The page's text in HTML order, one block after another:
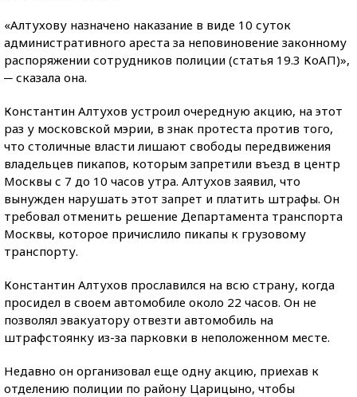
«Алтухову назначено наказание в виде 10 суток
административного ареста за неповиновение законному
распоряжении сотрудников полиции (статья 19.3 КоАП)»,
─ сказала она.
Константин Алтухов устроил очередную акцию, на этот
раз у московской мэрии, в знак протеста против того,
что столичные власти лишают свободы передвижения
владельцев пикапов, которым запретили въезд в центр
Москвы с 7 до 10 часов утра. Алтухов заявил, что
вынужден нарушать этот запрет и платить штрафы. Он
требовал отменить решение Департамента транспорта
Москвы, которое причислило пикапы к грузовому
транспорту.
Константин Алтухов прославился на всю страну, когда
просидел в своем автомобиле около 22 часов. Он не
позволял эвакуатору отвезти автомобиль на
штрафстоянку из-за парковки в неположенном месте.
Недавно он организовал еще одну акцию, приехав к
отделению полиции по району Царицыно, чтобы